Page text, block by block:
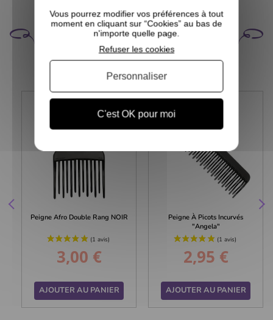
CELA POURRAIT VOUS
INTÉRESSER
Peigne Afro Double Rang NOIR
Prix
3,00 €
AJOUTER AU PANIER
Peigne À Picots Incurvés
"Angela"
Prix
2,95 €
AJOUTER AU PANIER
Vous pourrez modifier vos préférences à tout
moment en cliquant sur “Cookies” au bas de
n'importe quelle page.
C'est OK pour moi
Refuser les cookies
Personnaliser